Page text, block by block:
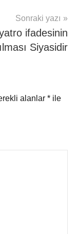
Sonraki yazı
ifadesinin
Siyasidir
alanlar * ile